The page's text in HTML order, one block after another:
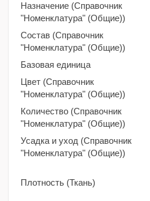
Назначение (Справочник
"Номенклатура" (Общие))
Состав (Справочник
"Номенклатура" (Общие))
Базовая единица
Цвет (Справочник
"Номенклатура" (Общие))
Количество (Справочник
"Номенклатура" (Общие))
Усадка и уход (Справочник
"Номенклатура" (Общие))
Плотность (Ткань)